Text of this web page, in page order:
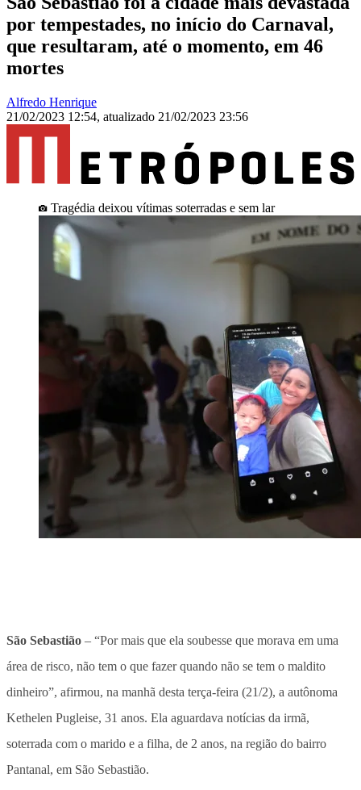
por tempestades, no início do Carnaval,
que resultaram, até o momento, em 46
mortes
Alfredo Henrique
21/02/2023 12:54, atualizado 21/02/2023 23:56
Tragédia deixou vítimas soterradas e sem lar
São Sebastião – “Por mais que ela soubesse que morava em uma
área de risco, não tem o que fazer quando não se tem o maldito
dinheiro”, afirmou, na manhã desta terça-feira (21/2), a autônoma
Kethelen Pugleise, 31 anos. Ela aguardava notícias da irmã,
soterrada com o marido e a filha, de 2 anos, na região do bairro
Pantanal, em São Sebastião.